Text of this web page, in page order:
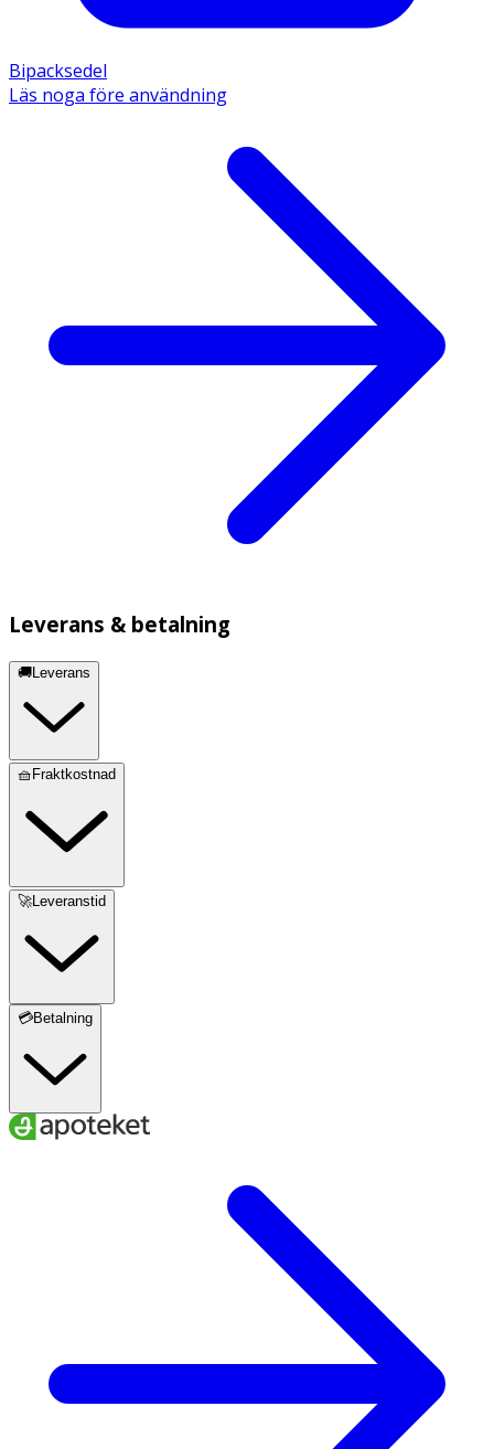
Bipacksedel
Läs noga före användning
Leverans & betalning
🚚Leverans
🧺Fraktkostnad
🚀Leveranstid
💳Betalning